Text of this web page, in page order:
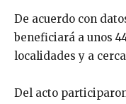
De acuerdo con
beneficiará a unos
localidades y a
Del acto